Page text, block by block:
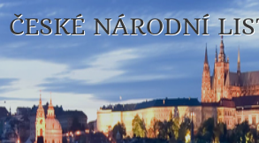
ČESKÉ NÁRODNÍ